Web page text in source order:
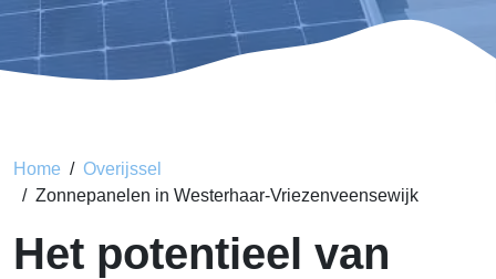
Home
Overijssel
Zonnepanelen in Westerhaar-Vriezenveensewijk
Het potentieel van